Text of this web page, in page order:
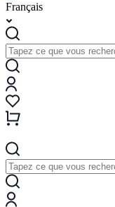
Français